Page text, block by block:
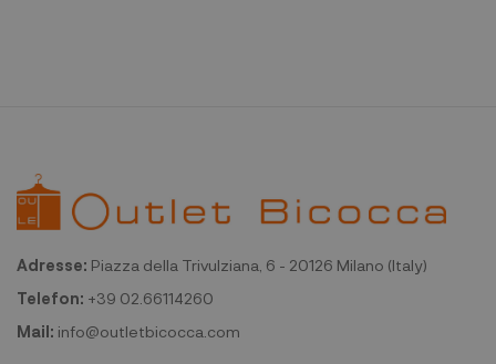
Adresse: Piazza della Trivulziana, 6 - 20126 Milano (Italy)
Telefon: +39 02.66114260
Mail: info@outletbicocca.com